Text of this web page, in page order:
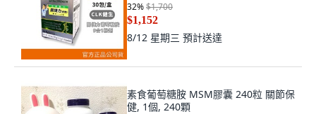
32%$1,700
$1,152
8/12 星期三 預計送達
素食葡萄糖胺 MSM膠囊 240粒 關節保
健, 1個, 240顆